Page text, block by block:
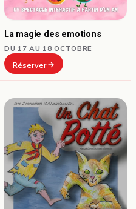
La magie des emotions
DU 17 AU 18 OCTOBRE
Réserver